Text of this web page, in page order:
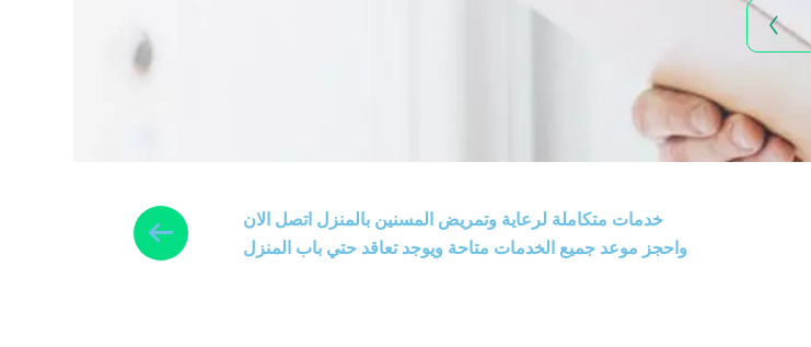
خدمات متكاملة لرعاية وتمريض المسنين بالمنزل اتصل الان
واحجز موعد جميع الخدمات متاحة ويوجد تعاقد حتي باب المنزل